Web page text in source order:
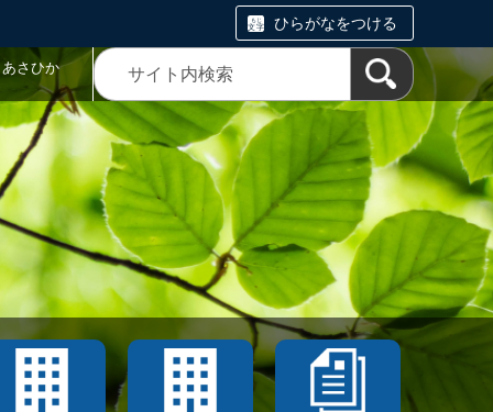
ひらがなをつける
さひか